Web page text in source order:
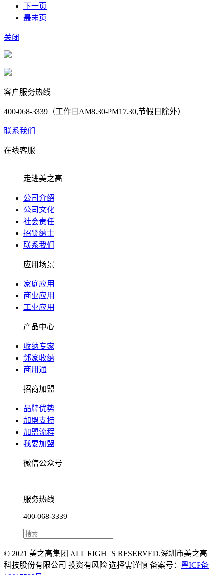
下一页
最末页
关闭
客户服务热线
400-068-3339（工作日AM8.30-PM17.30,节假日除外）
联系我们
在线客服
走进美之高
公司介绍
公司文化
社会责任
招贤纳士
联系我们
应用场景
家庭应用
商业应用
工业应用
产品中心
收纳专家
邻家收纳
商用通
招商加盟
品牌优势
加盟支持
加盟流程
我要加盟
微信公众号
服务热线
400-068-3339
© 2021 美之高集团 ALL RIGHTS RESERVED.深圳市美之高
科技股份有限公司 投资有风险 选择需谨慎 备案号： 粤ICP备